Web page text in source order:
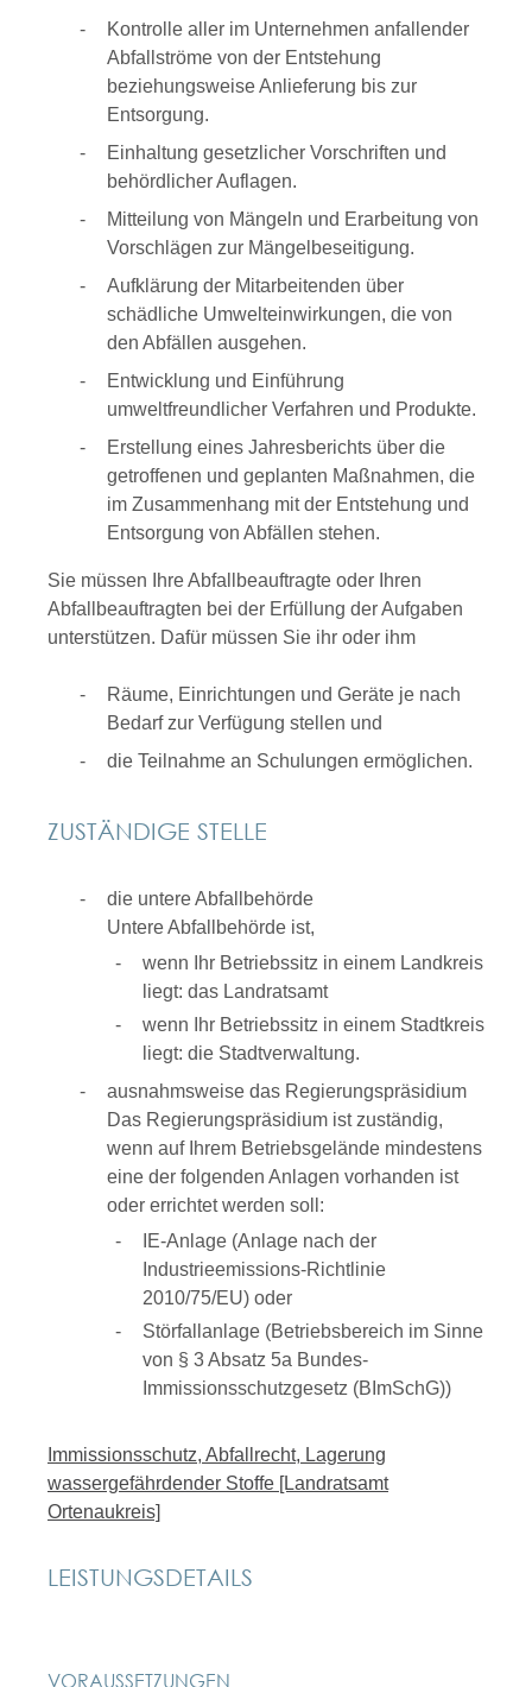
Kontrolle aller im Unternehmen anfallender
Abfallströme von der Entstehung
beziehungsweise Anlieferung bis zur
Entsorgung.
Einhaltung gesetzlicher Vorschriften und
behördlicher Auflagen.
Mitteilung von Mängeln und Erarbeitung von
Vorschlägen zur Mängelbeseitigung.
Aufklärung der Mitarbeitenden über
schädliche Umwelteinwirkungen, die von
den Abfällen ausgehen.
Entwicklung und Einführung
umweltfreundlicher Verfahren und Produkte.
Erstellung eines Jahresberichts über die
getroffenen und geplanten Maßnahmen, die
im Zusammenhang mit der Entstehung und
Entsorgung von Abfällen stehen.
Sie müssen Ihre Abfallbeauftragte oder Ihren
Abfallbeauftragten bei der Erfüllung der Aufgaben
unterstützen. Dafür müssen Sie ihr oder ihm
Räume, Einrichtungen und Geräte je nach
Bedarf zur Verfügung stellen und
die Teilnahme an Schulungen ermöglichen.
ZUSTÄNDIGE STELLE
die untere Abfallbehörde
Untere Abfallbehörde ist,
wenn Ihr Betriebssitz in einem Landkreis
liegt: das Landratsamt
wenn Ihr Betriebssitz in einem Stadtkreis
liegt: die Stadtverwaltung.
ausnahmsweise das Regierungspräsidium
Das Regierungspräsidium ist zuständig,
wenn auf Ihrem Betriebsgelände mindestens
eine der folgenden Anlagen vorhanden ist
oder errichtet werden soll:
IE-Anlage (Anlage nach der
Industrieemissions-Richtlinie
2010/75/EU) oder
Störfallanlage (Betriebsbereich im Sinne
von § 3 Absatz 5a Bundes-
Immissionsschutzgesetz (BImSchG))
Immissionsschutz, Abfallrecht, Lagerung
wassergefährdender Stoffe [Landratsamt
Ortenaukreis]
LEISTUNGSDETAILS
VORAUSSETZUNGEN